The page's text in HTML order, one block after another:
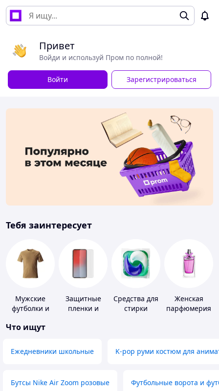
Привет
Войди и используй Пром по полной!
Войти Зарегистрироваться
Тебя заинтересует
Мужские
футболки и
Защитные
пленки и
Средства для
стирки
Женская
парфюмерия
Что ищут
Ежедневники школьные K-pop руми костюм для
Бутсы Nike Air Zoom розовые Футбольные ворота и